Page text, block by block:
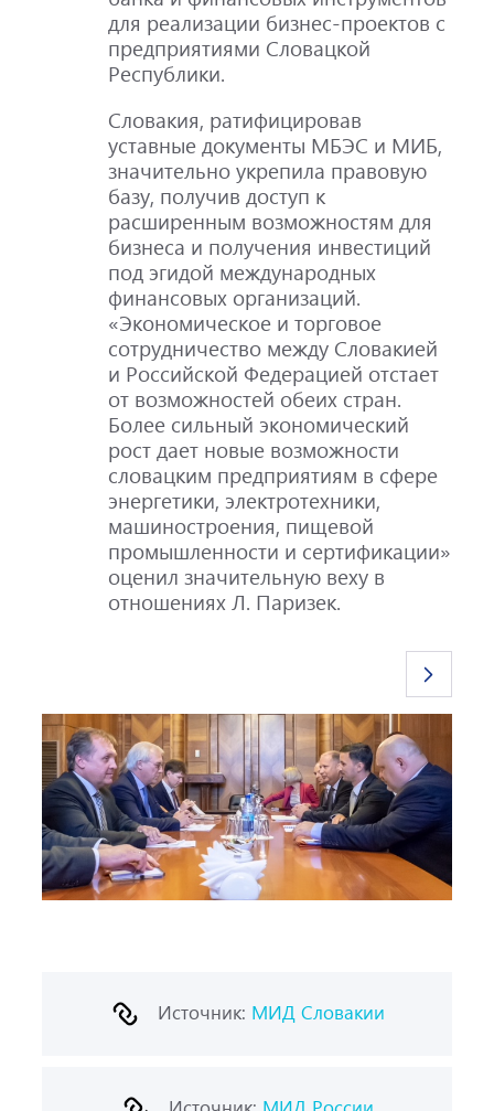
для реализации бизнес-проектов с
предприятиями Словацкой
Республики.
Словакия, ратифицировав
уставные документы МБЭС и МИБ,
значительно укрепила правовую
базу, получив доступ к
расширенным возможностям для
бизнеса и получения инвестиций
под эгидой международных
финансовых организаций.
«Экономическое и торговое
сотрудничество между Словакией
и Российской Федерацией отстает
от возможностей обеих стран.
Более сильный экономический
рост дает новые возможности
словацким предприятиям в сфере
энергетики, электротехники,
машиностроения, пищевой
промышленности и сертификации»
оценил значительную веху в
отношениях Л. Паризек.
Источник: МИД Словакии